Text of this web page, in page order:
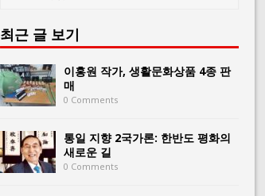
최근 글 보기
이홍원 작가, 생활문화상품 4종 판
매
0 Comments
통일 지향 2국가론: 한반도 평화의
새로운 길
0 Comments